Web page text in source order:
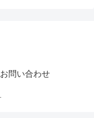
お問い合わせ